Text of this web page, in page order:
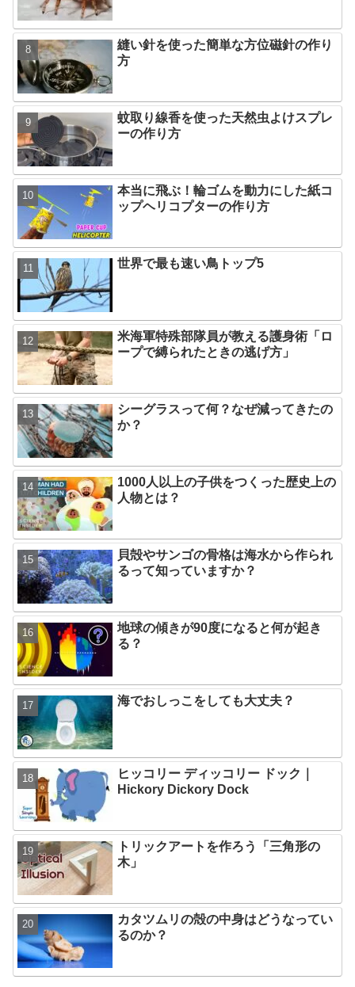
縫い針を使った簡単な方位磁針の作り
方
蚊取り線香を使った天然虫よけスプレ
ーの作り方
本当に飛ぶ！輪ゴムを動力にした紙コ
ップヘリコプターの作り方
世界で最も速い鳥トップ5
米海軍特殊部隊員が教える護身術「ロ
ープで縛られたときの逃げ方」
シーグラスって何？なぜ減ってきたの
か？
1000人以上の子供をつくった歴史上の
人物とは？
貝殻やサンゴの骨格は海水から作られ
るって知っていますか？
地球の傾きが90度になると何が起き
る？
海でおしっこをしても大丈夫？
ヒッコリー ディッコリー ドック｜
Hickory Dickory Dock
トリックアートを作ろう「三角形の
木」
カタツムリの殻の中身はどうなってい
るのか？